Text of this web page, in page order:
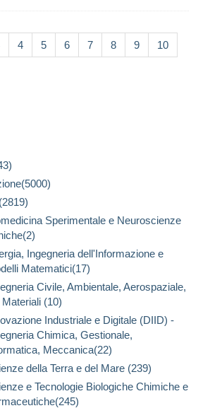
4 5 6 7 8 9 10
Sperimentale e Neuroscienze
Ingegneria dell'Informazione e
Matematici(17)
Civile, Ambientale, Aerospaziale,
Materiali (10)
Industriale e Digitale (DIID) -
Chimica, Gestionale,
Meccanica(22)
della Terra e del Mare (239)
e Tecnologie Biologiche Chimiche e